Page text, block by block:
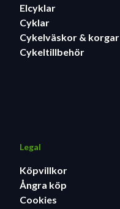
Elcyklar
Cyklar
Cykelväskor & korgar
Cykeltillbehör
Legal
Köpvillkor
Ångra köp
Cookies